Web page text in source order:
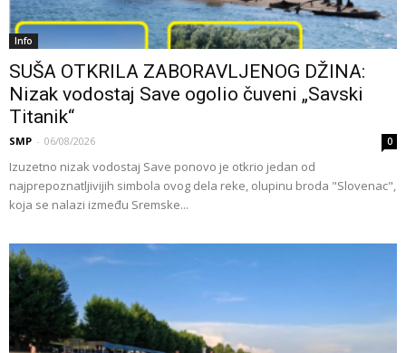
Info
SUŠA OTKRILA ZABORAVLJENOG DŽINA:
Nizak vodostaj Save ogolio čuveni „Savski
Titanik“
SMP - 06/08/2026 0
Izuzetno nizak vodostaj Save ponovo je otkrio jedan od
najprepoznatljivijih simbola ovog dela reke, olupinu broda "Slovenac",
koja se nalazi između Sremske...